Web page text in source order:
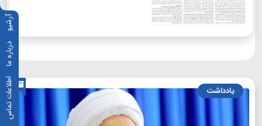
آرشیو
درباره ما
اطلاعات تماس یادداشت